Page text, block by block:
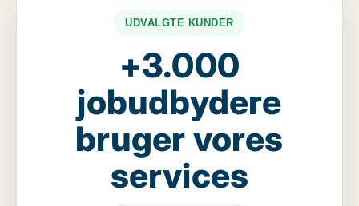
UDVALGTE KUNDER
+3.000
jobudbydere
bruger vores
services